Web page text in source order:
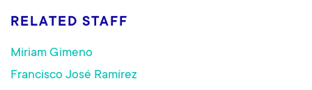
RELATED STAFF
Miriam Gimeno
Francisco José Ramírez